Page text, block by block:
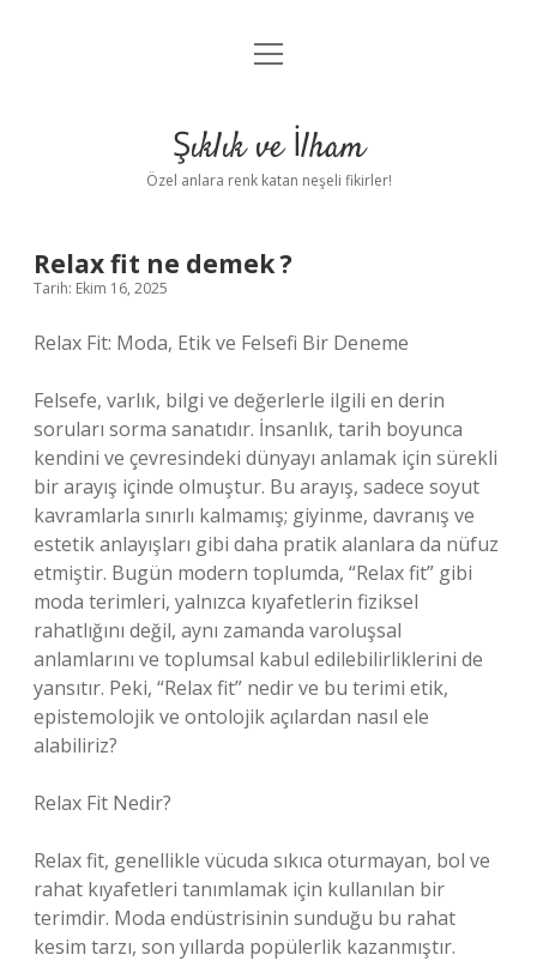
Anasayfa
Yasal Uyarı
menüyü
Şıklık ve İlham
Özel anlara renk katan neşeli fikirler!
Relax fit ne demek ?
Tarih: Ekim 16, 2025
Relax Fit: Moda, Etik ve Felsefi Bir Deneme
Felsefe, varlık, bilgi ve değerlerle ilgili en derin
soruları sorma sanatıdır. İnsanlık, tarih boyunca
kendini ve çevresindeki dünyayı anlamak için sürekli
bir arayış içinde olmuştur. Bu arayış, sadece soyut
kavramlarla sınırlı kalmamış; giyinme, davranış ve
estetik anlayışları gibi daha pratik alanlara da nüfuz
etmiştir. Bugün modern toplumda, “Relax fit” gibi
moda terimleri, yalnızca kıyafetlerin fiziksel
rahatlığını değil, aynı zamanda varoluşsal
anlamlarını ve toplumsal kabul edilebilirliklerini de
yansıtır. Peki, “Relax fit” nedir ve bu terimi etik,
epistemolojik ve ontolojik açılardan nasıl ele
alabiliriz?
Relax Fit Nedir?
Relax fit, genellikle vücuda sıkıca oturmayan, bol ve
rahat kıyafetleri tanımlamak için kullanılan bir
terimdir. Moda endüstrisinin sunduğu bu rahat
kesim tarzı, son yıllarda popülerlik kazanmıştır.